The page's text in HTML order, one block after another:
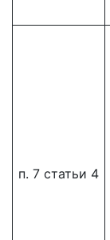
п. 7 статьи 4